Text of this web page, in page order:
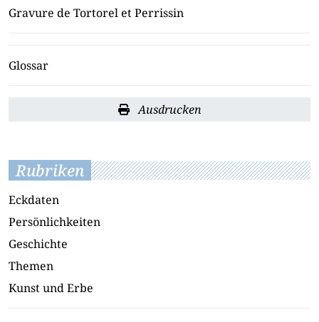
Gravure de Tortorel et Perrissin
Glossar
Ausdrucken
Rubriken
Eckdaten
Persönlichkeiten
Geschichte
Themen
Kunst und Erbe